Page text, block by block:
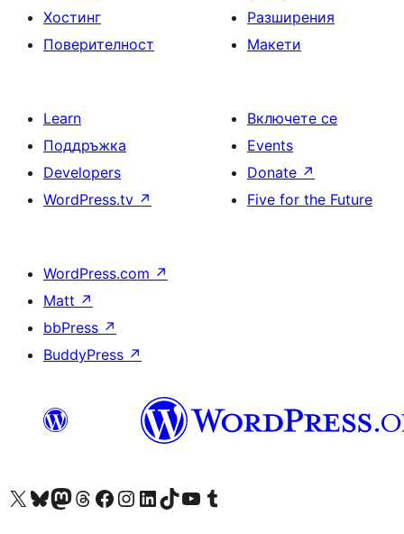
Хостинг
Поверителност
Разширения
Макети
Learn
Поддръжка
Developers
WordPress.tv ↗
Включете се
Events
Donate ↗
Five for the Future
WordPress.com ↗
Matt ↗
bbPress ↗
BuddyPress ↗
Visit our X (formerly Twitter) account
Visit our Bluesky account
Visit our Mastodon account
Visit our Threads account
Посетете нашата страница във Facebook
Посетете нашия профил в Instagram
Посетете нашия профил в LinkedIn
Visit our TikTok account
Visit our YouTube channel
Visit our Tumblr account